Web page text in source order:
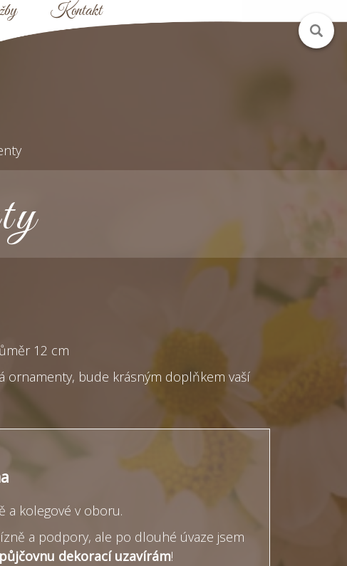
Kontakt
12 cm
ornamenty, bude krásným doplňkem vaší
a kolegové v oboru.
a podpory, ale po dlouhé úvaze jsem
dekorací uzavírám!